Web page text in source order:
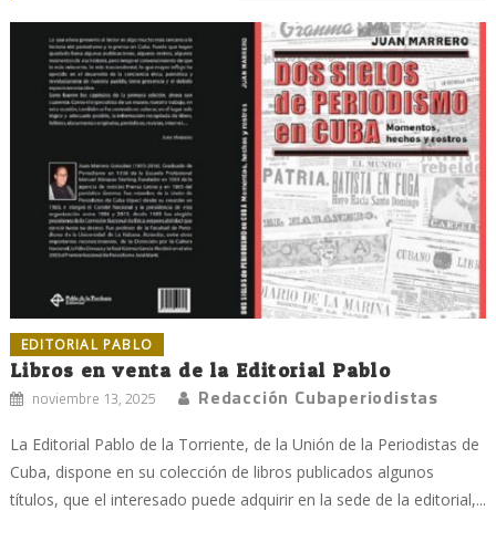
EDITORIAL PABLO
Libros en venta de la Editorial Pablo
noviembre 13, 2025 Redacción Cubaperiodistas
La Editorial Pablo de la Torriente, de la Unión de la Periodistas de
Cuba, dispone en su colección de libros publicados algunos
títulos, que el interesado puede adquirir en la sede de la editorial,...